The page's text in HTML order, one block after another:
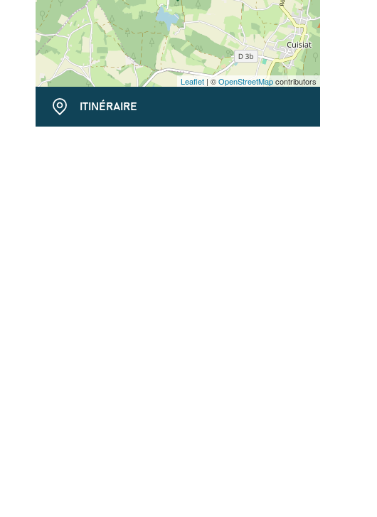
Leaflet | ©OpenStreetMapcontributors
ITINÉRAIRE